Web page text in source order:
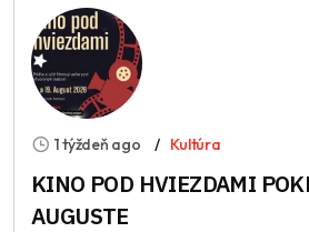
1 týždeň ago Kultúra
KINO POD HVIEZDAMI
AUGUSTE